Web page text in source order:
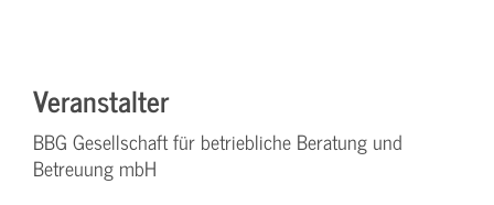
Veranstalter
BBG Gesellschaft für betriebliche Beratung und
Betreuung mbH